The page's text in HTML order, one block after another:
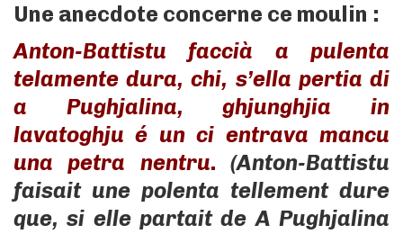
Une anecdote concerne ce moulin :
Anton-Battistu faccià a pulenta
telamente dura, chi, s’ella pertia di
a Pughjalina, ghjunghjia in
lavatoghju é un ci entrava mancu
una petra nentru. (Anton-Battistu
faisait une polenta tellement dure
que, si elle partait de A Pughjalina